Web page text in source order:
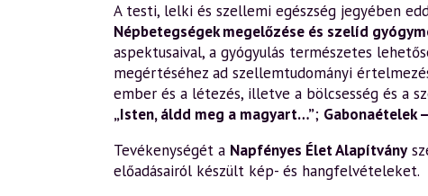
A testi, lelki és szellemi egészség jegyében
Népbetegségek megelőzése és szelíd
aspektusaival, a gyógyulás természetes
megértéséhez ad szellemtudományi
ember és a létezés, illetve a bölcsesség és a
„Isten, áldd meg a magyart…”; Gabonaételek
Tevékenységét a Napfényes Élet Alapítvány
előadásairól készült kép- és hangfelvételeket.